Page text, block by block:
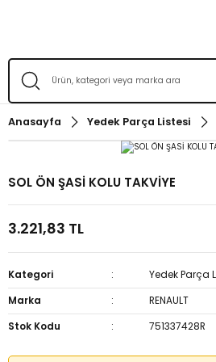
Anasayfa Yedek Parça Listesi
SOL ÖN ŞASİ KOLU TAKVİYE
3.221,83 TL
Kategori
Yedek Parça
Marka
RENAULT
Stok Kodu
751337428R